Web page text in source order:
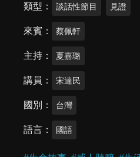
類型 談話性節目 見證
來賓 蔡佩軒
主持 夏嘉璐
講員 宋達民
國別 台灣
語言 國語